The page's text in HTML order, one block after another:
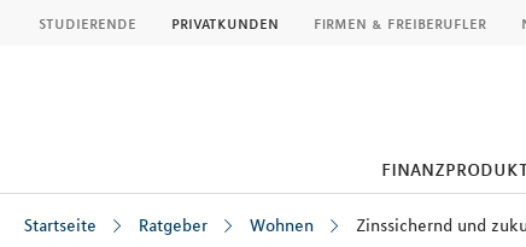
studierende privatkunden firmen & freiberufler
Startseite Ratgeber Wohnen Zinssichernd und